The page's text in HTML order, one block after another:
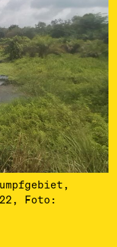
Foto: